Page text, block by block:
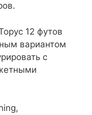
12 футов
вариантом
с